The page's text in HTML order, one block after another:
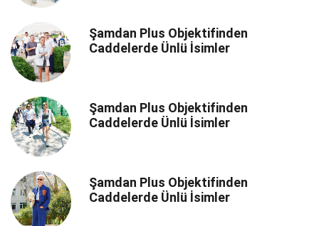
Şamdan Plus Objektifinden
Caddelerde Ünlü İsimler
Şamdan Plus Objektifinden
Caddelerde Ünlü İsimler
Şamdan Plus Objektifinden
Caddelerde Ünlü İsimler